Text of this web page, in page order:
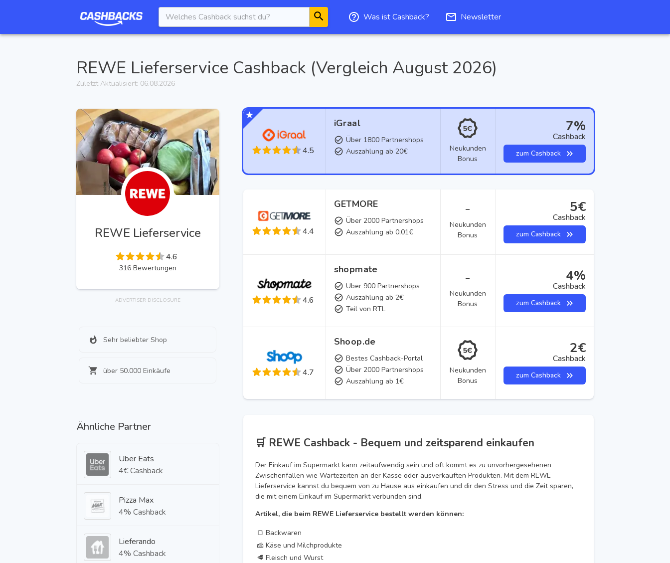
Was ist Cashback? Newsletter
REWE Lieferservice Cashback (Vergleich August 2026)
Zuletzt Aktualisiert: 06.08.2026
REWE Lieferservice
4.6
316Bewertungen
ADVERTISER DISCLOSURE
Sehr beliebter Shop
über 50.000 Einkäufe
Ähnliche Partner
Uber Eats
4€ Cashback
Pizza Max
4% Cashback
Lieferando
4% Cashback
4.5
iGraal
Über 1800 Partnershops
Auszahlung ab 20€
Neukunden
Bonus
7%
Cashback
zum Cashback
4.4
GETMORE
Über 2000 Partnershops
Auszahlung ab 0,01€
–
Neukunden
Bonus
5€
Cashback
zum Cashback
4.6
shopmate
Über 900 Partnershops
Auszahlung ab 2€
Teil von RTL
–
Neukunden
Bonus
4%
Cashback
zum Cashback
4.7
Shoop.de
Bestes Cashback-Portal
Über 2000 Partnershops
Auszahlung ab 1€
Neukunden
Bonus
2€
Cashback
zum Cashback
🛒 REWE Cashback - Bequem und zeitsparend einkaufen
Der Einkauf im Supermarkt kann zeitaufwendig sein und oft kommt es zu unvorhergesehenen
Zwischenfällen wie Wartezeiten an der Kasse oder ausverkauften Produkten. Mit dem REWE
Lieferservice kannst du bequem von zu Hause aus einkaufen und dir den Stress und die Zeit sparen,
die mit einem Einkauf im Supermarkt verbunden sind.
Artikel, die beim REWE Lieferservice bestellt werden können:
🍞 Backwaren
🧀 Käse und Milchprodukte
🥩 Fleisch und Wurst